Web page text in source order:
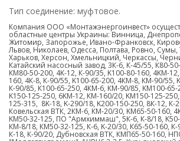
Тип соединение: муфтовое.
Компания ООО «Монтажэнергоинвест»
областные центры Украины: Винница,
Житомир, Запорожье, Ивано-Франковск,
Львов, Николаев, Одесса, Полтава, Ровно,
Харьков, Херсон, Хмельницкий, Черкассы,
Катайский насосный завод, 3К-6, К-45/55, К80-
КМ80-50-200, 4K-12, К-90/35, K100-80-160, 4KM-
160, 4К-8, К-90/55, K100-65-200, 4КМ-8, КМ-90/55,
К-90/85, К100-65-250, 4КМ-6, КМ-90/85, KM100-65-
K150-125-250, 6KM-12, КМ-160/20, KM150-125-
125-315, 8K-18, K-290/18, K200-150-250, 8К-12, К-
Ковельская ВТК, 2КМ-6, КМ-20/30, KM65-50-160,
KM50-32-125, ПО "Армхиммаш", 5К-6, К-8/18,
КМ-8/18, КМ50-32-125, К-6, K-20/30, К65-50-160, К-
К-18, К-90/20, Дубновская ВТК, КМП65-50-160,